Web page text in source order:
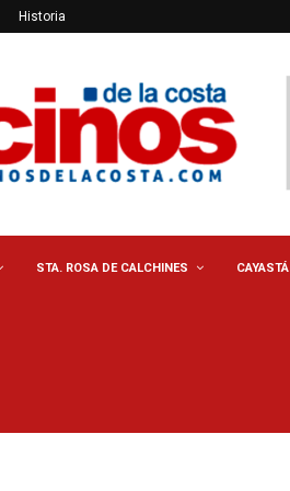
Historia
STA. ROSA DE CALCHINES CAYASTÁ